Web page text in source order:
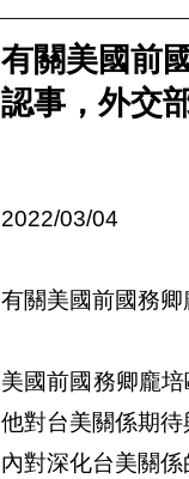
有關美國前
認事，外交
2022/03/04
有關美國前國務
美國前國務卿龐
他對台美關係期
內對深化台美關